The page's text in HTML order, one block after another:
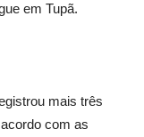
em Tupã.
mais três
com as